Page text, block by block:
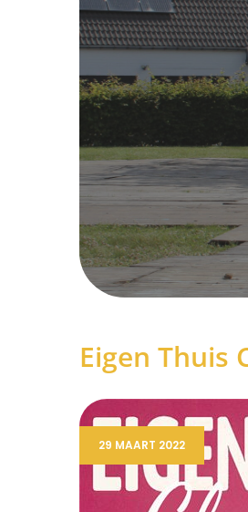
Eigen Thuis
29 MAART 2022